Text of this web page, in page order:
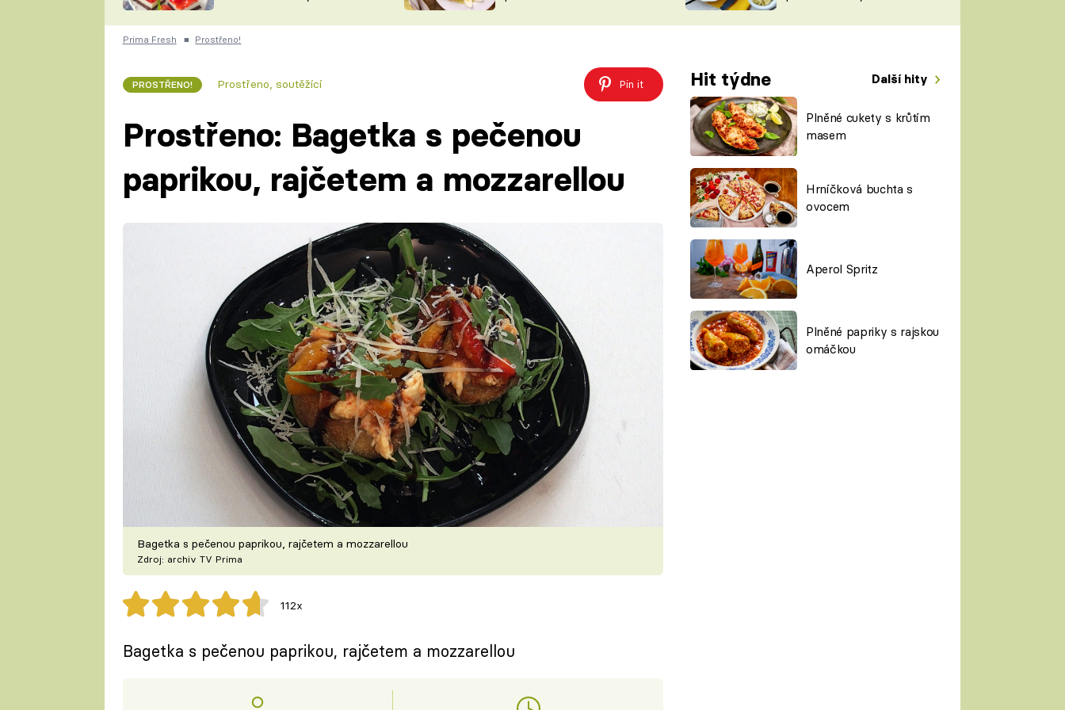
ČESKO NA TALÍŘI
KUCHAŘKA
VYCHYTÁVKY
ŠÉFREDAKTORKY
ČASOPIS
Prima Fresh ■ Prostřeno!
PROSTŘENO! Prostřeno, soutěžící Pin it Hit týdne Další hity
Plněné cukety s krůtím
masem
Hrníčková buchta s
ovocem
Aperol Spritz
Plněné papriky s rajskou
omáčkou
Prostřeno: Bagetka s pečenou
paprikou, rajčetem a mozzarellou
Bagetka s pečenou paprikou, rajčetem a mozzarellou
Zdroj: archiv TV Prima
112x
Bagetka s pečenou paprikou, rajčetem a mozzarellou